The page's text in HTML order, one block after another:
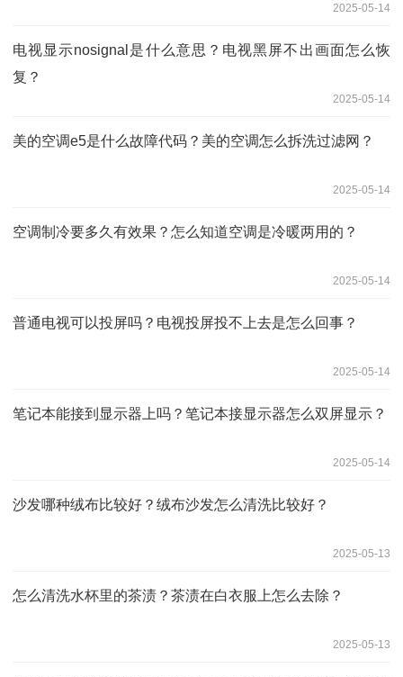
2025-05-14
电视显示nosignal是什么意思？电视黑屏不出画面怎么恢
复？
2025-05-14
美的空调e5是什么故障代码？美的空调怎么拆洗过滤网？
2025-05-14
空调制冷要多久有效果？怎么知道空调是冷暖两用的？
2025-05-14
普通电视可以投屏吗？电视投屏投不上去是怎么回事？
2025-05-14
笔记本能接到显示器上吗？笔记本接显示器怎么双屏显示？
2025-05-14
沙发哪种绒布比较好？绒布沙发怎么清洗比较好？
2025-05-13
怎么清洗水杯里的茶渍？茶渍在白衣服上怎么去除？
2025-05-13